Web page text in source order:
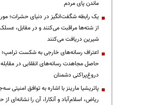
ماندن پای مردم
یک رابطه شگفت‌انگیز در دنیای حشرات؛
از شته‌ها مراقبت می‌کنند و در مقابل،
شیرین دریافت می‌کنند
اعتراف رسانه‌های خارجی به شکست ترامپ؛
حاصل مجاهدت رسانه‌های انقلابی در مقابله
دروغ‌پراکنی دشمنان
پاتریشیا مارینز با اشاره به توافق امنیتی
ریاض، اسلام‌آباد و آنکارا، آن را نشانه‌ای